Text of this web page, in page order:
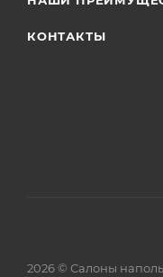
КОНТАКТЫ
2026 © Салоны